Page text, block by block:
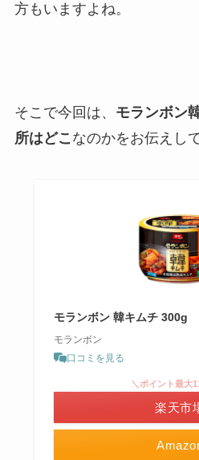
方もいますよね。
そこで今回は、 モランボン
所はどこ なのかをお伝えし
モランボン 韓キムチ 300g
モランボン
口コミを見る
＼ポイント最大
楽天市